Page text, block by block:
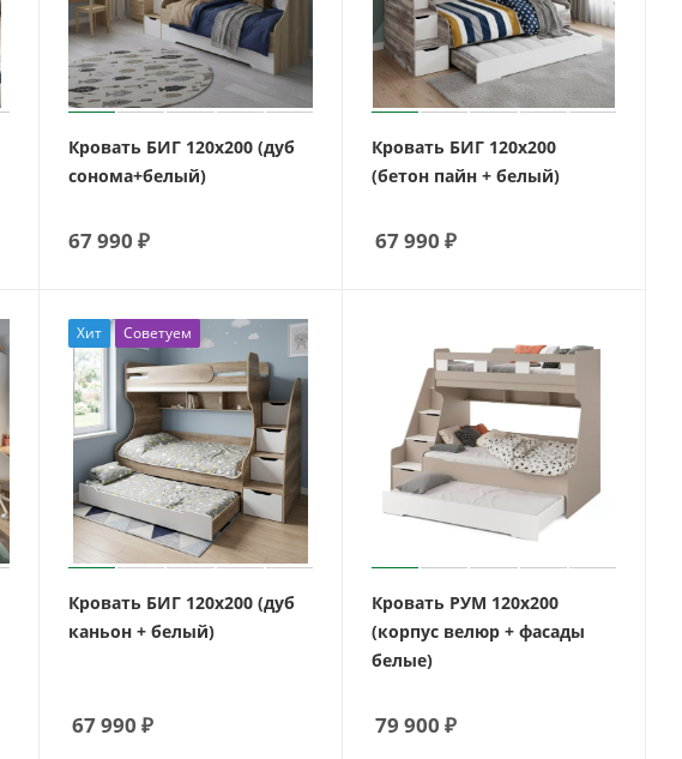
Кровать БИГ 120х200 (дуб
сонома+белый)
67 990 ₽
Кровать БИГ 120х200
(бетон пайн + белый)
67 990 ₽
Хит Советуем
Кровать БИГ 120х200 (дуб
каньон + белый)
67 990 ₽
Кровать РУМ 120х200
(корпус велюр + фасады
белые)
79 900 ₽